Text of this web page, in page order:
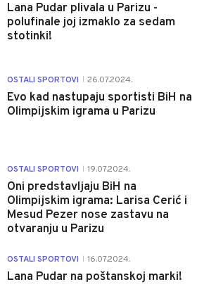
Lana Pudar plivala u Parizu -
polufinale joj izmaklo za sedam
stotinki!
OSTALI SPORTOVI 26.07.2024.
Evo kad nastupaju sportisti BiH na
Olimpijskim igrama u Parizu
OSTALI SPORTOVI 19.07.2024.
Oni predstavljaju BiH na
Olimpijskim igrama: Larisa Cerić i
Mesud Pezer nose zastavu na
otvaranju u Parizu
OSTALI SPORTOVI 16.07.2024.
Lana Pudar na poštanskoj marki!